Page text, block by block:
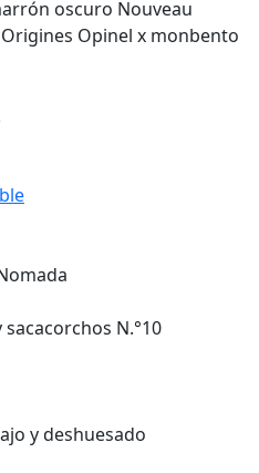
oscuro Nouveau
Opinel x monbento
N.°10
y deshuesado